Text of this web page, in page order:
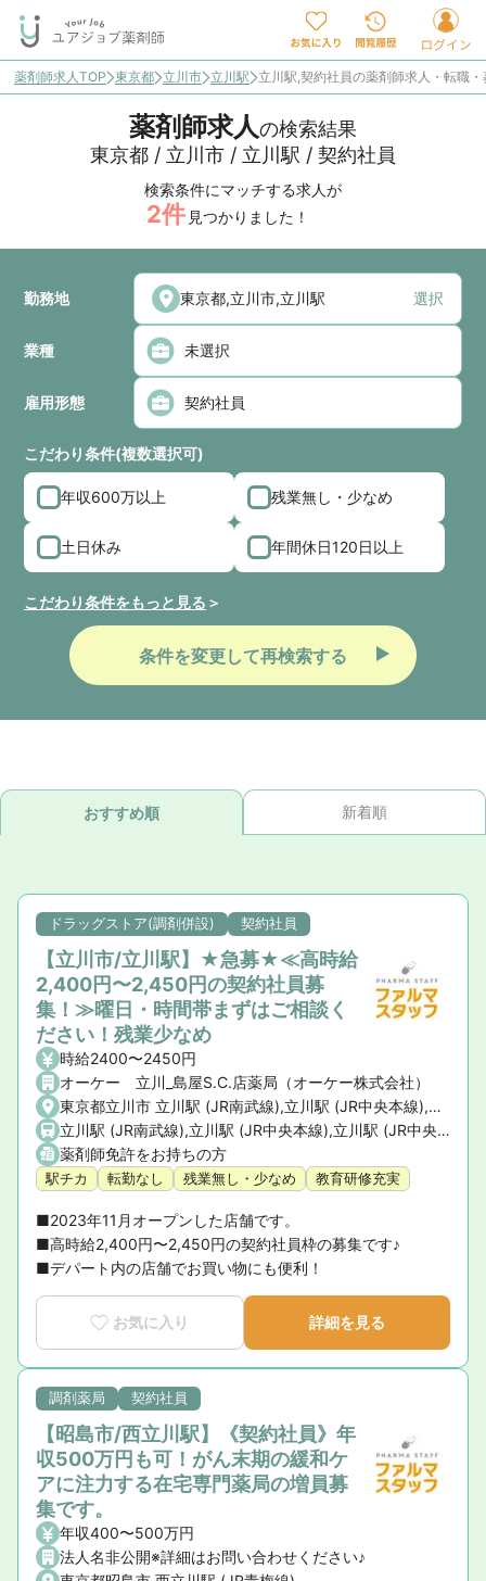
薬剤師求人TOP 東京都 立川市 立川駅 立川駅,契約社員の薬剤師求人・転職
薬剤師求人の検索結果
東京都 / 立川市 / 立川駅 / 契約社員
検索条件にマッチする求人が
2件 見つかりました！
勤務地 選択
業種
雇用形態
こだわり条件(複数選択可)
年収600万以上 残業無し・少なめ
土日休み 年間休日120日以上
こだわり条件をもっと見る
条件を変更して再検索する
おすすめ順 新着順
ドラッグストア(調剤併設) 契約社員
【立川市/立川駅】★急募★≪高時給
2,400円〜2,450円の契約社員募
集！≫曜日・時間帯まずはご相談く
ださい！残業少なめ
時給2400〜2450円
オーケー 立川_島屋S.C.店薬局（オーケー株式会社）
東京都立川市 立川駅 (JR南武線),立川駅 (JR中央本線),立川駅 (JR中央線),立川駅 (JR青梅線),立川駅 (JR成田エクスプレス),立川北駅 (多摩モノレール)
立川駅 (JR南武線),立川駅 (JR中央本線),立川駅 (JR中央線),立川駅 (JR青梅線),立川駅 (JR成田エクスプレス),立川北駅 (多摩モノレール)
薬剤師免許をお持ちの方
駅チカ 転勤なし 残業無し・少なめ 教育研修充実
■2023年11月オープンした店舗です。
■高時給2,400円〜2,450円の契約社員枠の募集です♪
■デパート内の店舗でお買い物にも便利！
お気に入り 詳細を見る
調剤薬局 契約社員
【昭島市/西立川駅】《契約社員》年
収500万円も可！がん末期の緩和ケ
アに注力する在宅専門薬局の増員募
集です。
年収400〜500万円
法人名非公開※詳細はお問い合わせください♪